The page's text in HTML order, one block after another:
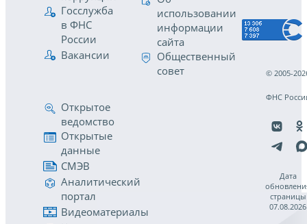
Госслужба
в ФНС
России
Вакансии
использовании
информации
сайта
Общественный
совет
Открытое
ведомство
Открытые
данные
СМЭВ
Аналитический
портал
Видеоматериалы
© 2005-
ФНС
Дата
страницы
07.08.2026